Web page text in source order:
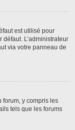
est utilisé pour
L’administrateur
via votre panneau de
forum, y compris les
tels que les forums